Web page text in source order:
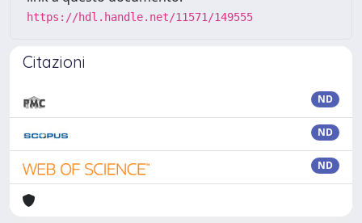
https://hdl.handle.net/11571/149555
Citazioni
ND
ND
ND